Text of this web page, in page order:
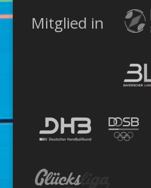
Mitglied in